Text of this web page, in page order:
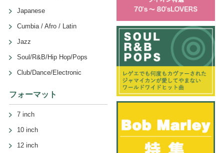
Japanese
Cumbia / Afro / Latin
Jazz
Soul/R&B/Hip Hop/Pops
Club/Dance/Electronic
フォーマット
7 inch
10 inch
12 inch